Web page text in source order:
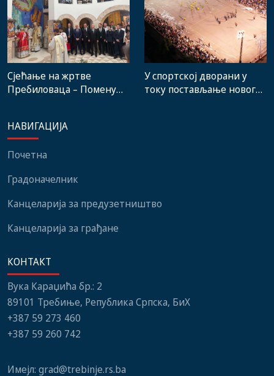
Сјећање на жртве
Пребиловаца – Помену
институција, локалних
заједница и грађани
У спортској дворани у
току постављање новог
НАВИГАЦИЈА
Почетна
Градоначелник
Канцеларија за предузетништво
Канцеларија за грађане
КОНТАКТ
Вука Караџића бр.: 2
89101 Требиње, Република Српска, БиХ
+387 59 273 460
+387 59 260 742
Имејл: grad@trebinje.rs.ba